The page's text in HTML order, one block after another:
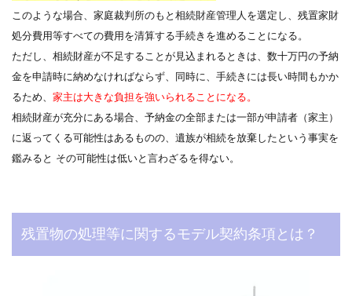
このような場合、家庭裁判所のもと相続財産管理人を選定し、残置家財
処分費用等すべての費用を清算する手続きを進めることになる。
ただし、相続財産が不足することが見込まれるときは、数十万円の予納
金を申請時に納めなければならず、同時に、手続きには長い時間もかか
るため、 家主は大きな負担を強いられることになる。
相続財産が充分にある場合、予納金の全部または一部が申請者（家主）
に返ってくる可能性はあるものの、遺族が相続を放棄したという事実を
鑑みると その可能性は低いと言わざるを得ない。
残置物の処理等に関するモデル契約条項とは？